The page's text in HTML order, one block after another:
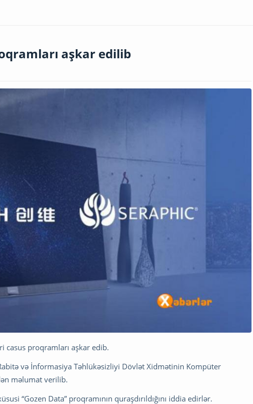
aşkar edilib
casus proqramları aşkar edib.
və İnformasiya Təhlükəsizliyi Dövlət Xidmətinin Kompüter
məlumat verilib.
“Gozen Data” proqramının quraşdırıldığını iddia edirlər.